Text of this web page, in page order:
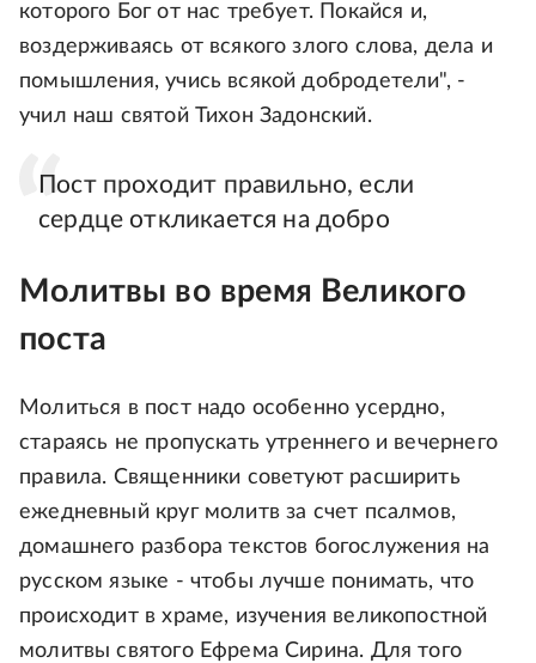
которого Бог от нас требует. Покайся и,
воздерживаясь от всякого злого слова, дела и
помышления, учись всякой добродетели", -
учил наш святой Тихон Задонский.
Пост проходит правильно, если
сердце откликается на добро
Молитвы во время Великого
поста
Молиться в пост надо особенно усердно,
стараясь не пропускать утреннего и вечернего
правила. Священники советуют расширить
ежедневный круг молитв за счет псалмов,
домашнего разбора текстов богослужения на
русском языке - чтобы лучше понимать, что
происходит в храме, изучения великопостной
молитвы святого Ефрема Сирина. Для того